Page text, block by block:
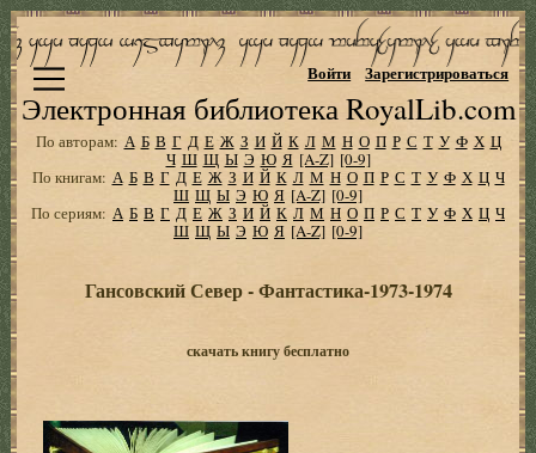
Электронная библиотека RoyalLib.com
Войти Зарегистрироваться
По авторам: А Б В Г Д Е Ж З И Й К Л М Н О П Р С Т У Ф Х Ц
Ч Ш Щ Ы Э Ю Я [A-Z] [0-9]
По книгам: А Б В Г Д Е Ж З И Й К Л М Н О П Р С Т У Ф Х Ц Ч
Ш Щ Ы Э Ю Я [A-Z] [0-9]
По сериям: А Б В Г Д Е Ж З И Й К Л М Н О П Р С Т У Ф Х Ц Ч
Ш Щ Ы Э Ю Я [A-Z] [0-9]
Гансовский Север - Фантастика-1973-1974
скачать книгу бесплатно